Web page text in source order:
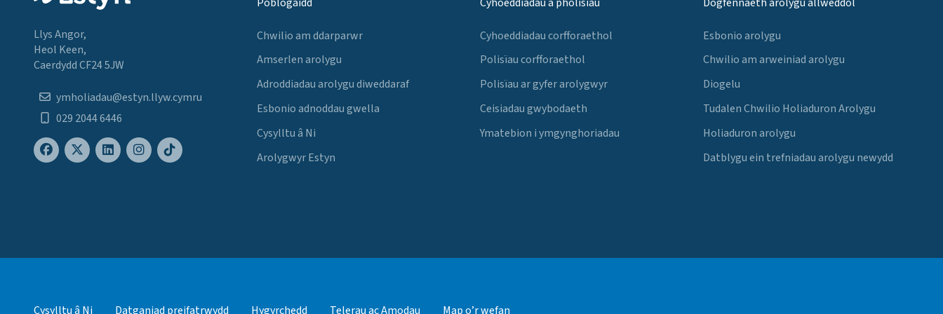
Llys Angor,
Heol Keen,
Caerdydd CF24 5JW
ymholiadau@estyn.llyw.cymru
029 2044 6446
Chwilio am ddarparwr
Amserlen arolygu
Adroddiadau arolygu diweddaraf
Esbonio adnoddau gwella
Cysylltu â Ni
Arolygwyr Estyn
Cyhoeddiadau corfforaethol
Polisïau corfforaethol
Polisïau ar gyfer arolygwyr
Ceisiadau gwybodaeth
Ymatebion i ymgynghoriadau
Esbonio arolygu
Chwilio am arweiniad arolygu
Diogelu
Tudalen Chwilio Holiaduron Arolygu
Holiaduron arolygu
Datblygu ein trefniadau arolygu newydd
Cysylltu â Ni Datganiad preifatrwydd Hygyrchedd Telerau ac Amodau Map o’r wefan